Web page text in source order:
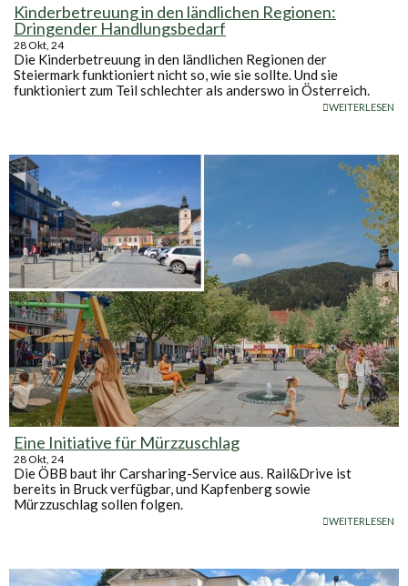
Kinderbetreuung in den ländlichen Regionen:
Dringender Handlungsbedarf
28Okt, 24
Die Kinderbetreuung in den ländlichen Regionen der
Steiermark funktioniert nicht so, wie sie sollte. Und sie
funktioniert zum Teil schlechter als anderswo in Österreich.
WEITERLESEN
Eine Initiative für Mürzzuschlag
28Okt, 24
Die ÖBB baut ihr Carsharing-Service aus. Rail&Drive ist
bereits in Bruck verfügbar, und Kapfenberg sowie
Mürzzuschlag sollen folgen.
WEITERLESEN